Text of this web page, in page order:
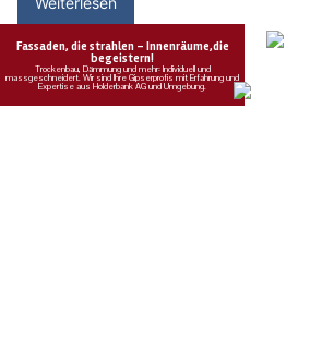
POLIZEI.NEWS REDAKTION
Der Schulweg gehört den Kindern.
mit, dass er sicher bleibt.